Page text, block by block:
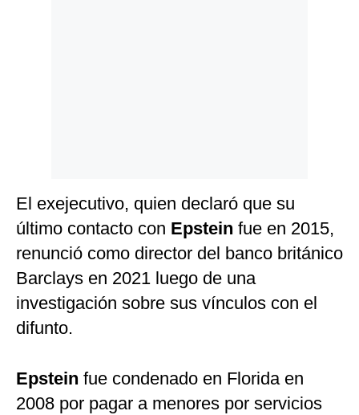
El exejecutivo, quien declaró que su
último contacto con Epstein fue en 2015,
renunció como director del banco británico
Barclays en 2021 luego de una
investigación sobre sus vínculos con el
difunto.
Epstein fue condenado en Florida en
2008 por pagar a menores por servicios